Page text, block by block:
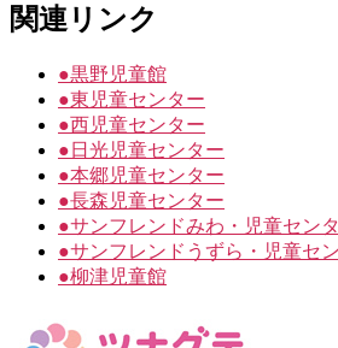
関連リンク
●黒野児童館
●東児童センター
●西児童センター
● 日光児童センター
●本郷児童センター
●長森児童センター
●サンフレンドみわ・児童セン
●サンフレンドうずら・児童セ
●柳津児童館